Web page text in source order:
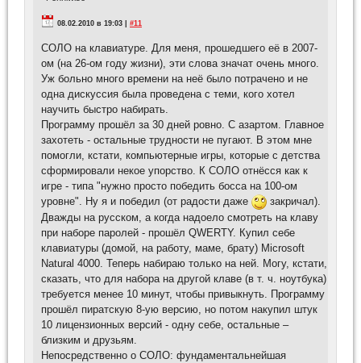
08.02.2010 в 19:03 | #11
СОЛО на клавиатуре. Для меня, прошедшего её в 2007-
ом (на 26-ом году жизни), эти слова значат очень много.
Уж больно много времени на неё было потрачено и не
одна дискуссия была проведена с теми, кого хотел
научить быстро набирать.
Программу прошёл за 30 дней ровно. С азартом. Главное
захотеть - остальные трудности не пугают. В этом мне
помогли, кстати, компьютерные игры, которые с детства
сформировали некое упорство. К СОЛО отнёсся как к
игре - типа "нужно просто победить босса на 100-ом
уровне". Ну я и победил (от радости даже
закричал).
Дважды на русском, а когда надоело смотреть на клаву
при наборе паролей - прошёл QWERTY. Купил себе
клавиатуры (домой, на работу, маме, брату) Microsoft
Natural 4000. Теперь набираю только на ней. Могу, кстати,
сказать, что для набора на другой клаве (в т. ч. ноутбука)
требуется менее 10 минут, чтобы привыкнуть. Программу
прошёл пиратскую 8-ую версию, но потом накупил штук
10 лицензионных версий - одну себе, остальные –
близким и друзьям.
Непосредственно о СОЛО: фундаментальнейшая